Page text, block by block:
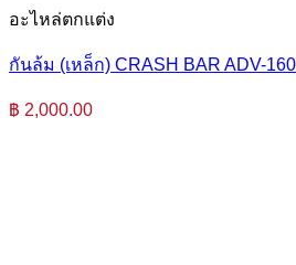
อะไหล่ตกแต่ง
กันล้ม (เหล็ก) CRASH BAR ADV-
฿ 2,000.00